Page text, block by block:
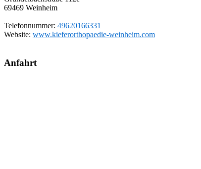
69469 Weinheim
Telefonnummer: 49620166331
Website: www.kieferorthopaedie-weinheim.com
Anfahrt